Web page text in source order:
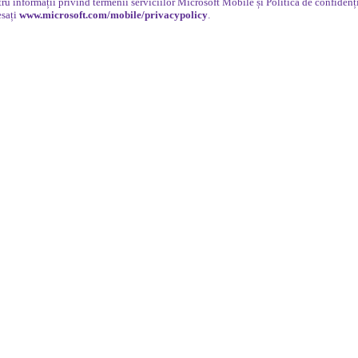
www.microsoft.com/mobile/privacypolicy.